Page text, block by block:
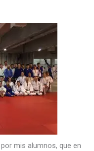
mis alumnos, que en